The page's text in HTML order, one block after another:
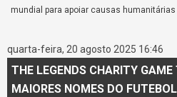
mundial para apoiar causas humanitárias
quarta-feira, 20 agosto 2025 16:46
THE LEGENDS CHARITY
MAIORES NOMES DO